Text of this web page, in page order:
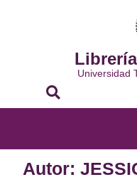
Universidad
Buscar
Autor: